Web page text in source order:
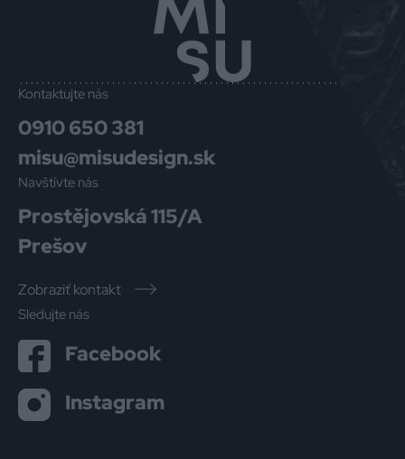
Kontaktujte nás
0910 650 381
misu@misudesign.sk
Navštívte nás
Prostějovská 115/A
Prešov
Zobraziť kontakt
Sledujte nás
Facebook
Instagram